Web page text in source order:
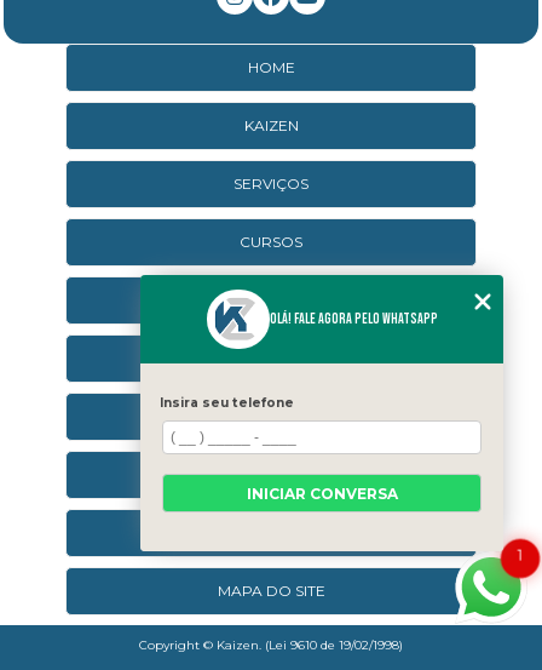
HOME
KAIZEN
SERVIÇOS
CURSOS
CURSOS ONLINE
CONTATO
CATEGORIAS
MAPA DO SITE
Copyright © Kaizen. (Lei 9610 de 19/02/1998)
1
Olá! Fale agora pelo WhatsApp
Insira seu telefone
INICIAR CONVERSA